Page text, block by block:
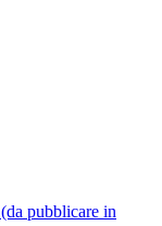
pubblicare in